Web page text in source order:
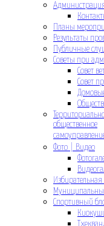
Планы
Результаты
Публичные
Советы при
Совет
Совет
общественное
Фото | Видео
Спортивный